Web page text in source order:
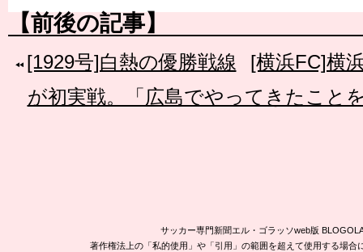
【前後の記事】
[1929号]白熱の優勝戦線
[横浜FC]横
が初実戦。「広島でやってきたこと
サッカー専門新聞エル・ゴラッソweb版
著作権法上の「私的使用」や「引用」の範囲を超えて使用する場